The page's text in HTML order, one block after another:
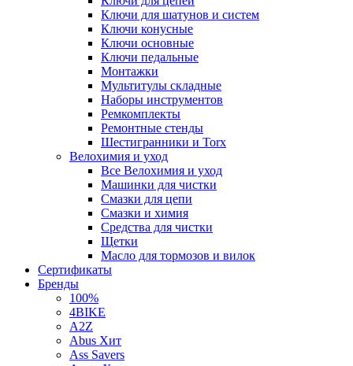
Ключи для шатунов и систем
Ключи конусные
Ключи основные
Ключи педальные
Монтажки
Мультитулы складные
Наборы инструментов
Ремкомплекты
Ремонтные стенды
Шестигранники и Torx
Велохимия и уход
Все Велохимия и уход
Машинки для чистки
Смазки для цепи
Смазки и химия
Средства для чистки
Щетки
Масло для тормозов и вилок
Сертификаты
Бренды
100%
4BIKE
A2Z
Abus Хит
Ass Savers